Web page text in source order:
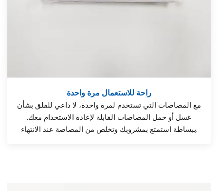
راحة للاستعمال مرة واحدة
مع المصاصات التي تستخدم لمرة واحدة، لا داعي للقلق بشأن
غسل أو حمل المصاصات القابلة لإعادة الاستخدام معك.
ببساطة استمتع بمشروبك وتخلص من المصاصة عند الانتهاء.